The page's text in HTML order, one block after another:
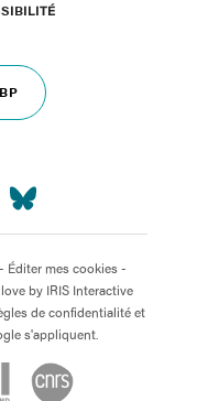
Éditer mes cookies-
by IRIS Interactive
de confidentialité et
s'appliquent.